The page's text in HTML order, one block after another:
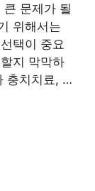
문제가 될
위해서는
택이 중요
지 막막하
충치치료, …